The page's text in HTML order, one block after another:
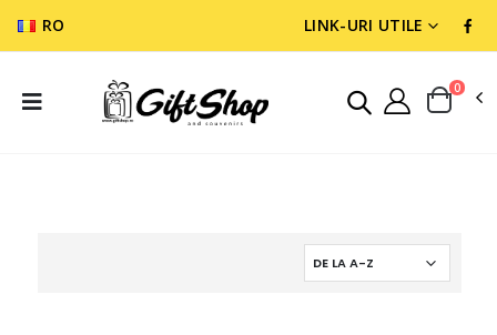
RO LINK-URI UTILE
0